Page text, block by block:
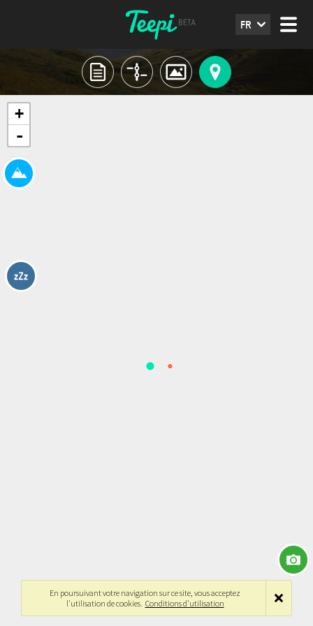
FR
+
-
En poursuivant votre navigation sur ce site, vous acceptez
l'utilisation de cookies. Conditions d'utilisation